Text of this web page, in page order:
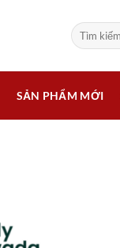
Tìm
kiếm:
SẢN PHẨM MỚI